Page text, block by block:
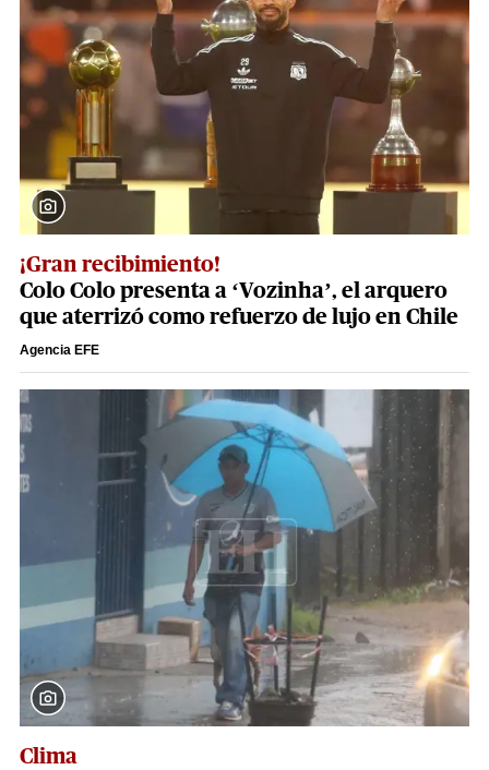
¡Gran recibimiento!
Colo Colo presenta a ‘Vozinha’, el arquero
que aterrizó como refuerzo de lujo en Chile
Agencia EFE
Clima